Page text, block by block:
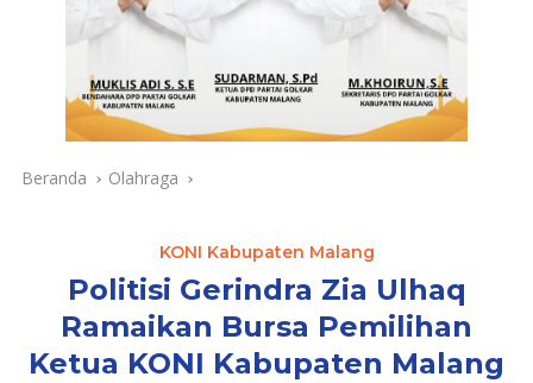
Beranda Olahraga
KONI Kabupaten Malang
Politisi Gerindra Zia Ulhaq
Ramaikan Bursa Pemilihan
Ketua KONI Kabupaten Malang